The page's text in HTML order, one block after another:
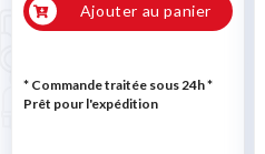
Ajouter au panier
* Commande traitée sous 24h*
Prêt pour l'expédition